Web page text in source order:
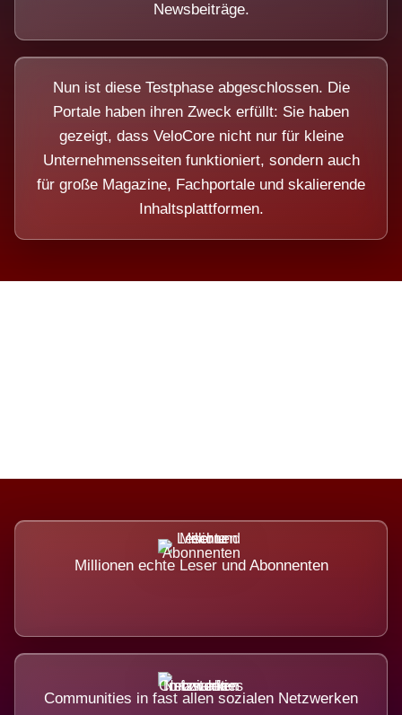
Newsbeiträge.
Nun ist diese Testphase abgeschlossen. Die
Portale haben ihren Zweck erfüllt: Sie haben
gezeigt, dass VeloCore nicht nur für kleine
Unternehmensseiten funktioniert, sondern auch
für große Magazine, Fachportale und skalierende
Inhaltsplattformen.
Millionen echte Leser und Abonnenten
Communities in fast allen sozialen Netzwerken